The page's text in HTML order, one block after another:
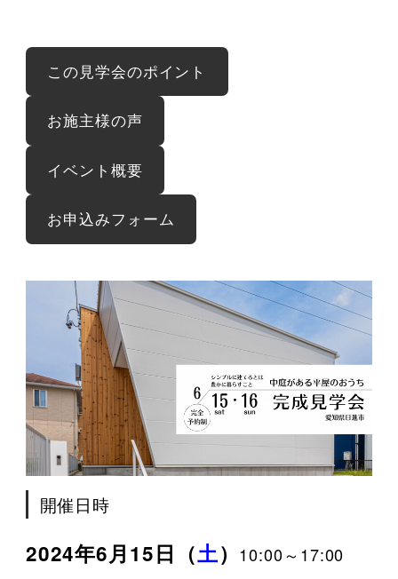
この見学会のポイント
お施主様の声
イベント概要
お申込みフォーム
開催日時
2024年6月15日（土） 10:00～17:00